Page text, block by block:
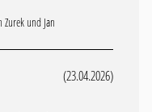
und Jan
(23.04.2026)